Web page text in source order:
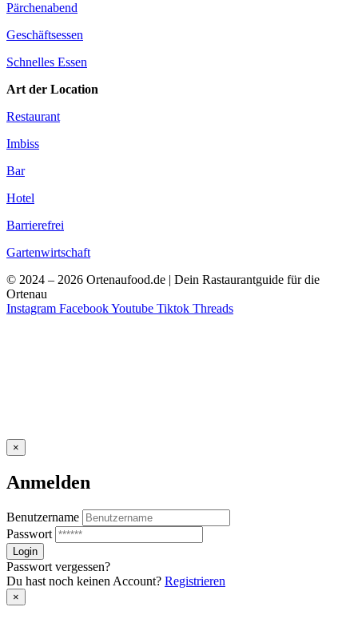
Pärchenabend
Geschäftsessen
Schnelles Essen
Art der Location
Restaurant
Imbiss
Bar
Hotel
Barrierefrei
Gartenwirtschaft
© 2024 – 2026 Ortenaufood.de | Dein Rastaurantguide für die
Ortenau
Instagram FacebookYoutube Tiktok Threads
×
Anmelden
Benutzername
Passwort
Passwort vergessen?
Du hast noch keinen Account? Registrieren
×